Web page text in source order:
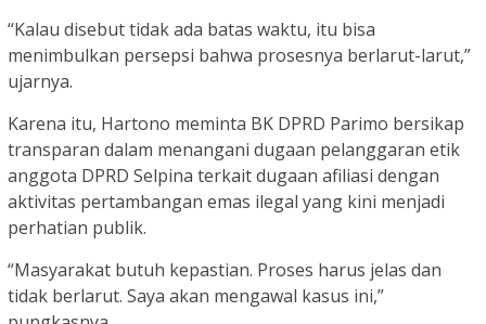
“Kalau disebut tidak ada batas waktu, itu bisa
menimbulkan persepsi bahwa prosesnya berlarut-larut,”
ujarnya.
Karena itu, Hartono meminta BK DPRD Parimo bersikap
transparan dalam menangani dugaan pelanggaran etik
anggota DPRD Selpina terkait dugaan afiliasi dengan
aktivitas pertambangan emas ilegal yang kini menjadi
perhatian publik.
“Masyarakat butuh kepastian. Proses harus jelas dan
tidak berlarut. Saya akan mengawal kasus ini,”